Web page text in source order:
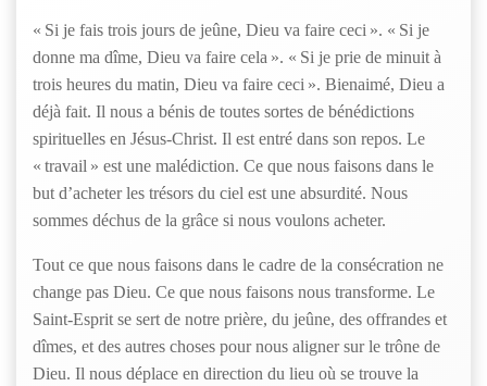
« Si je fais trois jours de jeûne, Dieu va faire ceci ». « Si je
donne ma dîme, Dieu va faire cela ». « Si je prie de minuit à
trois heures du matin, Dieu va faire ceci ». Bienaimé, Dieu a
déjà fait. Il nous a bénis de toutes sortes de bénédictions
spirituelles en Jésus-Christ. Il est entré dans son repos. Le
« travail » est une malédiction. Ce que nous faisons dans le
but d’acheter les trésors du ciel est une absurdité. Nous
sommes déchus de la grâce si nous voulons acheter.
Tout ce que nous faisons dans le cadre de la consécration ne
change pas Dieu. Ce que nous faisons nous transforme. Le
Saint-Esprit se sert de notre prière, du jeûne, des offrandes et
dîmes, et des autres choses pour nous aligner sur le trône de
Dieu. Il nous déplace en direction du lieu où se trouve la